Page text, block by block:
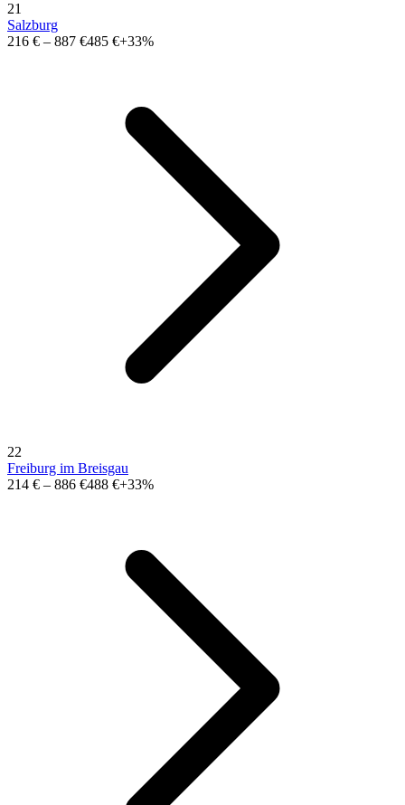
21
Salzburg
216 € – 887 €485 €+33%
22
Freiburg im Breisgau
214 € – 886 €488 €+33%